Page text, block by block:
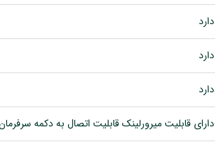
دارد
دارد
دارد
دارای قابلیت میرورلینک قابلیت اتصال به دکمه